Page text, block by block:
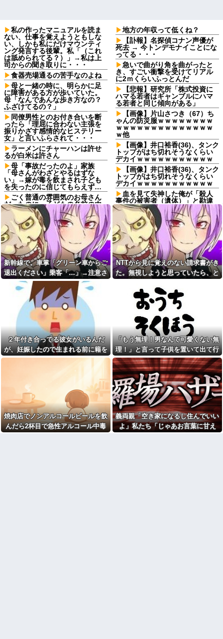
私の作ったマニュアルを読ま
ない、仕事を覚えようともしな
い、しかも私にだけマウンティ
ング発言する後輩。私「（これ
は舐められてる？）」→私は上
司からの聞き取りに・・・
食器売場通るの苦手なのよね
母と一緒の時に、明らかに足
に障害がある方が歩いていた。
母「なんであんな歩き方なの？
ふざけてるの？」
同僚男性とのお付き合いを断
ったら「理屈に合わない主張を
振りかざす感情的なヒステリー
女」と言いふらされて・・・
ラーメンにチャーハンは許せ
るが白米は許さん
母「事故だったのよ」家族
「母さんがわざとやるはずな
い」→嫁が毒を飲まされ子ども
を失ったのに信じてもらえず…
ごく普通の雰囲気のお母さん
だったのに、子どもの名前の由
来を聞いて驚きを隠せなくなっ
て…
ママ友同士で7000円のランチ
を楽しんでいたら、一人の発言
で場の空気が凍りついた。その
理由とは…
彼氏を初めて一人暮らしの我
が家に招いた。私が朝ご飯を作
ったのだが、彼氏にトーストに
何塗る？って聞いたら...
あの咀嚼音がどうしても無理
で吐きそう
有吉「『俺テレビ見ない』っ
て言う奴おかしいだろ。団子屋
で『団子食べない』って言う
か？」
【悲報】大卒初任給600万の時
代へ
wwwwwwwwwwwwwwwwww
【緊急】お笑いジャングルポ
ケット斉藤慎二被告に懲役7年の
求刑←これ…
ジャップ「クリスマスお祝い
した1週間後にみんなで神社行き
ます」←これ
【画像】令和最新版のあのち
ゃん、可愛過ぎてワイらにブッ
刺さりまくりw w w w w w
地方の年収って低くね？
【訃報】名探偵コナン声優が
死去 → 今トンデモナイことにな
ってる・・・
急いで曲がり角を曲がったと
き、すごい衝撃を受けてリアル
に2ｍくらいふっとんだ
【悲報】研究所「株式投資に
ハマる若者はギャンブルにハマ
る若者と同じ傾向がある」
【画像】片山さつき（67）ち
ゃんの防災服ｗｗｗｗｗｗｗｗ
ｗｗｗｗｗｗｗｗｗｗｗｗｗｗ
ｗ他
【画像】井口裕香(36)、タンク
トップがはち切れそうなくらい
デカイｗｗｗｗｗｗｗｗｗｗｗ
【画像】井口裕香(36)、タンク
トップがはち切れそうなくらい
デカイｗｗｗｗｗｗｗｗｗｗｗ
血を見て失神した俺が「殺人
事件の被害者（遺体）」と勘違
いされ現場が大パニックに！勇
敢なおばちゃんとオジサン達の
団結力と勘違い劇がこちらｗｗ
日頃から「泥棒の9割は韓国
人」と嫌韓発言を繰り返すト
メ！冬ソナにハマり私のヨン様
グッズを勝手に持ち出したの
で、トメ自身の「あの自論」で
撃退したったｗｗ←矛盾だらけ
のトメにブーメラン刺さりまく
り
【恐怖】 よく通ってる美容室
で顔の脱毛パックを始めたとの
ことだったので試してみること
に→パックを顔に塗られた後、
鏡を見てみたらそこには・・・
常務「結婚はまだか？」私
「この待遇でどうやって結婚す
るんです？」→飲み会で本音を
返したら場が静まり返って…
石材店事務の面接行ってきた
が、募集内容と仕事内容が全然
違った。接客と清掃、草取りと
かが仕事ｗ
【画像】このボケて、破壊力
ありすぎてクッソワロタｗｗｗ
ｗｗｗｗｗｗ
帰って来た旦那「今日もご飯
ないの？なんで？」私「自転車
ないしスーパーまで歩いて一時
新幹線で。車掌「グリーン車からご
退出ください」乗客「…」→注意さ
れても動かない乗客を見ていたら、
その直後まさかの展開に…
NTTから見に覚えのない請求書がき
た。無視しようと思っていたら、と
２年付き合ってる彼女がいるんだ
が、妊娠したので生まれる前に籍を
入れたいと言われた。俺は種がほぼ
無いはずなのに...
「もう無理！男なんて可愛くない無
理！」と言って子供を置いて出て行
った息子嫁
焼肉店でノンアルコールビールを飲
んだら2杯目で急性アルコール中毒
義両親「空き家になるし住んでいい
よ」私たち「じゃあお言葉に甘え